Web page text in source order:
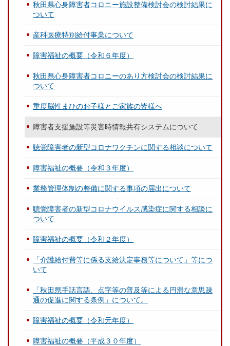
秋田県心身障害者コロニー施設整備検討会の検討結果に
ついて
産科医療特別給付事業について
障害福祉の概要（令和６年度）
秋田県心身障害者コロニーのあり方検討会の検討結果に
ついて
重度脳性まひのお子様とご家族の皆様へ
障害者支援施設等災害時情報共有システムについて
聴覚障害者の新型コロナワクチンに関する相談について
障害福祉の概要（令和３年度）
業務管理体制の整備に関する事項の届出について
聴覚障害者の新型コロナウイルス感染症に関する相談に
ついて
障害福祉の概要（令和２年度）
「介護給付費等に係る支給決定事務等について」等につ
いて
「秋田県手話言語、点字等の普及等による円滑な意思疎
通の促進に関する条例」について。
障害福祉の概要（令和元年度）
障害福祉の概要（平成３０年度）